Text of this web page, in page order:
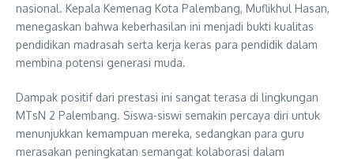
nasional. Kepala Kemenag Kota Palembang, Muflikhul Hasan,
menegaskan bahwa keberhasilan ini menjadi bukti kualitas
pendidikan madrasah serta kerja keras para pendidik dalam
membina potensi generasi muda.
Dampak positif dari prestasi ini sangat terasa di lingkungan
MTsN 2 Palembang. Siswa-siswi semakin percaya diri untuk
menunjukkan kemampuan mereka, sedangkan para guru
merasakan peningkatan semangat kolaborasi dalam